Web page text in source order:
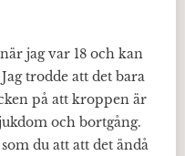
jag var 18 och kan
trodde att det bara
på att kroppen är
och bortgång.
du att att det ändå